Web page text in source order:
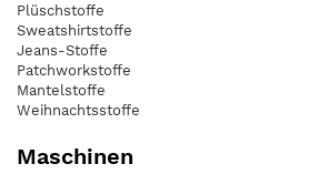
Plüschstoffe
Sweatshirtstoffe
Jeans-Stoffe
Patchworkstoffe
Mantelstoffe
Weihnachtsstoffe
Maschinen